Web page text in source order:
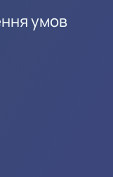
умов